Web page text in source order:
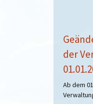
der
Ab dem